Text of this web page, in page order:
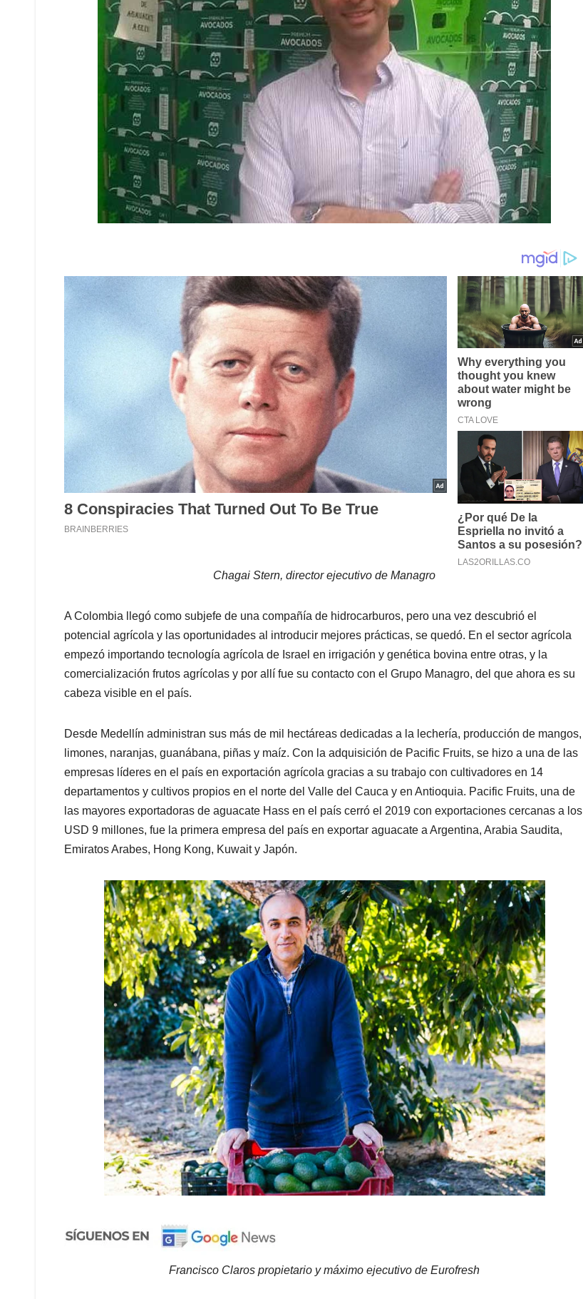
Chagai Stern, director ejecutivo de Managro
A Colombia llegó como subjefe de una compañía de hidrocarburos, pero una vez descubrió el
potencial agrícola y las oportunidades al introducir mejores prácticas, se quedó. En el sector agrícola
empezó importando tecnología agrícola de Israel en irrigación y genética bovina entre otras, y la
comercialización frutos agrícolas y por allí fue su contacto con el Grupo Managro, del que ahora es su
cabeza visible en el país.
Desde Medellín administran sus más de mil hectáreas dedicadas a la lechería, producción de mangos,
limones, naranjas, guanábana, piñas y maíz. Con la adquisición de Pacific Fruits, se hizo a una de las
empresas líderes en el país en exportación agrícola gracias a su trabajo con cultivadores en 14
departamentos y cultivos propios en el norte del Valle del Cauca y en Antioquia. Pacific Fruits, una de
las mayores exportadoras de aguacate Hass en el país cerró el 2019 con exportaciones cercanas a los
USD 9 millones, fue la primera empresa del país en exportar aguacate a Argentina, Arabia Saudita,
Emiratos Arabes, Hong Kong, Kuwait y Japón.
Francisco Claros propietario y máximo ejecutivo de Eurofresh